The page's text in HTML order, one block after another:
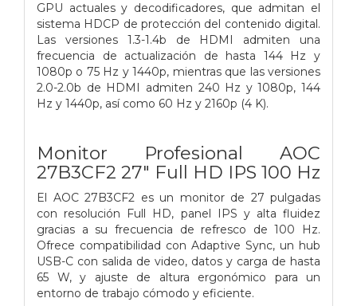
GPU actuales y decodificadores, que admitan el
sistema HDCP de protección del contenido digital.
Las versiones 1.3-1.4b de HDMI admiten una
frecuencia de actualización de hasta 144 Hz y
1080p o 75 Hz y 1440p, mientras que las versiones
2.0-2.0b de HDMI admiten 240 Hz y 1080p, 144
Hz y 1440p, así como 60 Hz y 2160p (4 K).
Monitor Profesional AOC
27B3CF2 27" Full HD IPS 100 Hz
El AOC 27B3CF2 es un monitor de 27 pulgadas
con resolución Full HD, panel IPS y alta fluidez
gracias a su frecuencia de refresco de 100 Hz.
Ofrece compatibilidad con Adaptive Sync, un hub
USB-C con salida de video, datos y carga de hasta
65 W, y ajuste de altura ergonómico para un
entorno de trabajo cómodo y eficiente.